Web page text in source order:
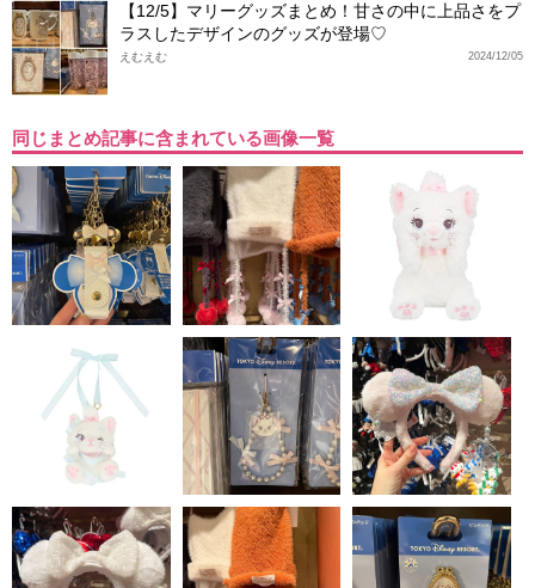
【12/5】マリーグッズまとめ！甘さの中に上品さをプ
ラスしたデザインのグッズが登場♡
2024/12/05
えむえむ
同じまとめ記事に含まれている画像一覧